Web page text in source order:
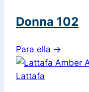
Donna 102
Para ella →
Lattafa